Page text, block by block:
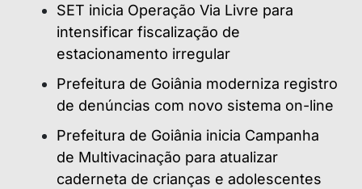
SET inicia Operação Via Livre para
intensificar fiscalização de
estacionamento irregular
Prefeitura de Goiânia moderniza registro
de denúncias com novo sistema on-line
Prefeitura de Goiânia inicia Campanha
de Multivacinação para atualizar
caderneta de crianças e adolescentes